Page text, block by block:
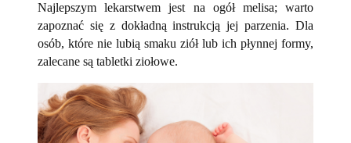
Najlepszym lekarstwem jest na ogół melisa; warto
zapoznać się z dokładną instrukcją jej parzenia. Dla
osób, które nie lubią smaku ziół lub ich płynnej formy,
zalecane są tabletki ziołowe.